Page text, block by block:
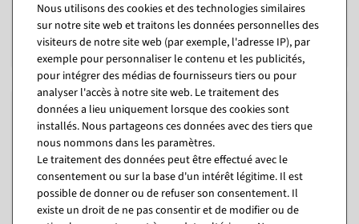
En différentes versions
à partir de 47,54 €
39,95 EUR hors TVA
177,31 €
149,00 EUR hors TVA
Nous utilisons des cookies et des technologies similaires
sur notre site web et traitons les données personnelles des
visiteurs de notre site web (par exemple, l'adresse IP), par
exemple pour personnaliser le contenu et les publicités,
pour intégrer des médias de fournisseurs tiers ou pour
analyser l'accès à notre site web. Le traitement des
données a lieu uniquement lorsque des cookies sont
installés. Nous partageons ces données avec des tiers que
nous nommons dans les paramètres.
Le traitement des données peut être effectué avec le
consentement ou sur la base d'un intérêt légitime. Il est
possible de donner ou de refuser son consentement. Il
existe un droit de ne pas consentir et de modifier ou de